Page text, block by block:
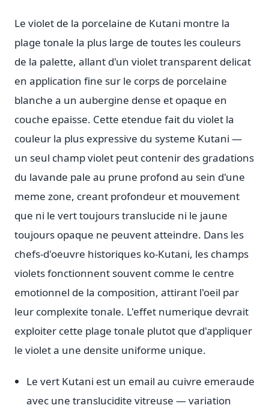
Le violet de la porcelaine de Kutani montre la
plage tonale la plus large de toutes les couleurs
de la palette, allant d'un violet transparent delicat
en application fine sur le corps de porcelaine
blanche a un aubergine dense et opaque en
couche epaisse. Cette etendue fait du violet la
couleur la plus expressive du systeme Kutani —
un seul champ violet peut contenir des gradations
du lavande pale au prune profond au sein d'une
meme zone, creant profondeur et mouvement
que ni le vert toujours translucide ni le jaune
toujours opaque ne peuvent atteindre. Dans les
chefs-d'oeuvre historiques ko-Kutani, les champs
violets fonctionnent souvent comme le centre
emotionnel de la composition, attirant l'oeil par
leur complexite tonale. L'effet numerique devrait
exploiter cette plage tonale plutot que d'appliquer
le violet a une densite uniforme unique.
Le vert Kutani est un email au cuivre emeraude
avec une translucidite vitreuse — variation